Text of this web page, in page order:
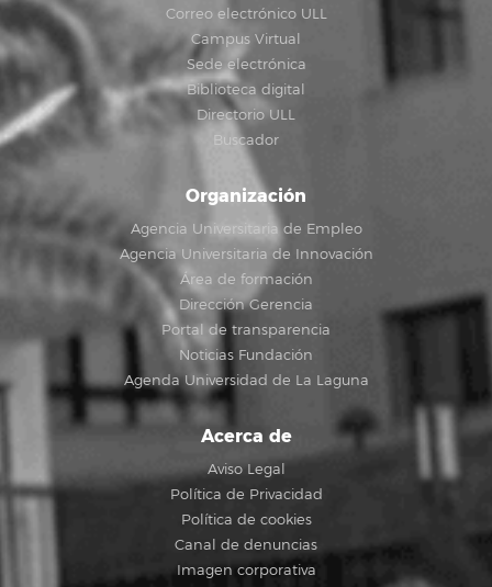
Correo electrónico ULL
Campus Virtual
Sede electrónica
Biblioteca digital
Directorio ULL
Buscador
Organización
Agencia Universitaria de Empleo
Agencia Universitaria de Innovación
Área de formación
Dirección Gerencia
Portal de transparencia
Noticias Fundación
Agenda Universidad de La Laguna
Acerca de
Aviso Legal
Política de Privacidad
Política de cookies
Canal de denuncias
Imagen corporativa